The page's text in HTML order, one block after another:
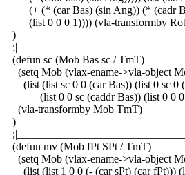
(+ (* (car Bas) (sin Ang)) (* (cadr
(list 0 0 0 1)))) (vla-transformby
)
(defun sc (Mob Bas sc / TmT)
(setq Mob (vlax-ename->vla-object
(list (list sc 0 0 (car Bas)) (list 0 sc 0
(list 0 0 sc (caddr Bas)) (list 0 0 0
(vla-transformby Mob TmT)
)
(defun mv (Mob fPt SPt / TmT)
(setq Mob (vlax-ename->vla-object
(list (list 1 0 0 (- (car sPt) (car fPt)))